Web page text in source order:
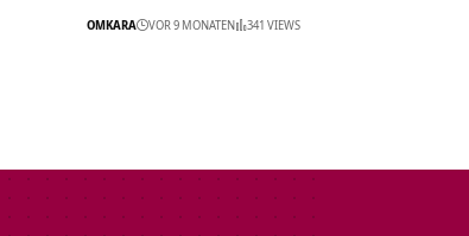
OMKARA VOR 9 MONATEN 341 VIEWS